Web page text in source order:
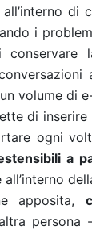
di
i
volume di
di
ogni
a
apposita,